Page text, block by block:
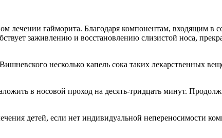
лечении гайморита. Благодаря компонентам, входящим в
заживлению и восстановлению слизистой носа,
несколько капель сока таких лекарственных
в носовой проход на десять-тридцать минут.
детей, если нет индивидуальной непереносимости